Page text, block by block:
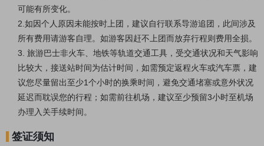
可能有所变化。
2.如因个人原因未能按时上团，建议自行联系导游追团，此间涉及
所有费用请游客自理。如游客因赶不上团而放弃行程则费用全损。
3. 旅游巴士非火车、地铁等轨道交通工具，受交通状况和天气影响
比较大，接送站时间为估计时间，如需预定返程火车或汽车票，建
议您尽量留出至少1个小时的换乘时间，避免交通堵塞或意外状况
延迟而耽误您的行程；如需前往机场，建议至少预留3小时至机场
办理入关手续时间。
签证须知